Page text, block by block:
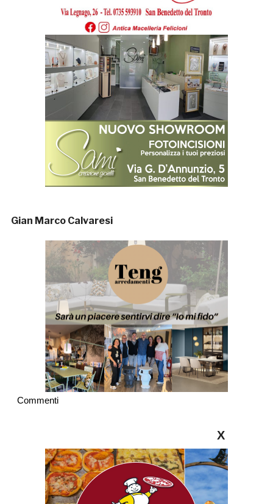
Gian Marco Calvaresi
Commenti
X